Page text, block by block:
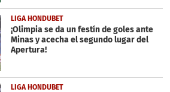
LIGA HONDUBET
¡Olimpia se da un festín de goles ante
Minas y acecha el segundo lugar del
Apertura!
LIGA HONDUBET